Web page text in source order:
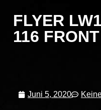
FLYER
116 FRONT
Juni 5, 2020